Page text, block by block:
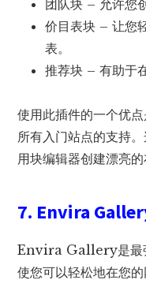
团队块 – 允许您
价目表块 – 让您
表。
推荐块 – 有助于
使用此插件的一个优
所有入门站点的支持
用块编辑器创建漂亮的
7. Envira
Envira Gallery是最
使您可以轻松地在您的